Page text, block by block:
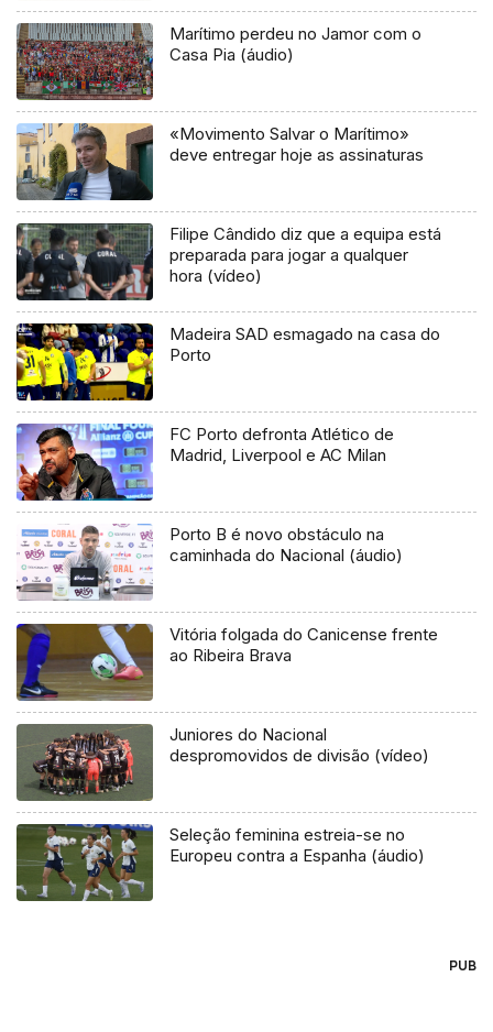
Marítimo perdeu no Jamor com o
Casa Pia (áudio)
«Movimento Salvar o Marítimo»
deve entregar hoje as assinaturas
Filipe Cândido diz que a equipa está
preparada para jogar a qualquer
hora (vídeo)
Madeira SAD esmagado na casa do
Porto
FC Porto defronta Atlético de
Madrid, Liverpool e AC Milan
Porto B é novo obstáculo na
caminhada do Nacional (áudio)
Vitória folgada do Canicense frente
ao Ribeira Brava
Juniores do Nacional
despromovidos de divisão (vídeo)
Seleção feminina estreia-se no
Europeu contra a Espanha (áudio)
PUB